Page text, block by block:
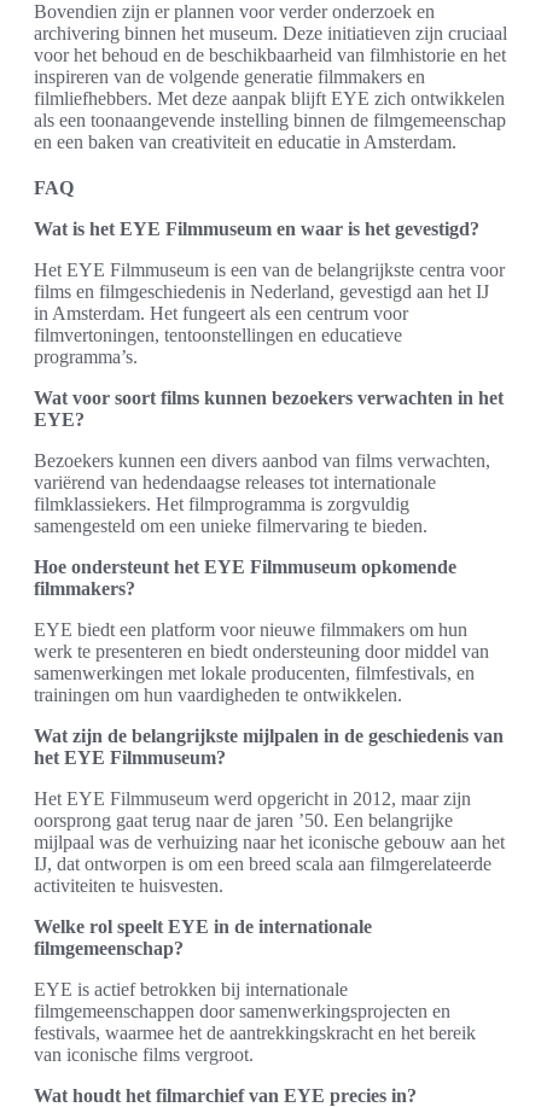
Bovendien zijn er plannen voor verder onderzoek en
archivering binnen het museum. Deze initiatieven zijn cruciaal
voor het behoud en de beschikbaarheid van filmhistorie en het
inspireren van de volgende generatie filmmakers en
filmliefhebbers. Met deze aanpak blijft EYE zich ontwikkelen
als een toonaangevende instelling binnen de filmgemeenschap
en een baken van creativiteit en educatie in Amsterdam.
FAQ
Wat is het EYE Filmmuseum en waar is het gevestigd?
Het EYE Filmmuseum is een van de belangrijkste centra voor
films en filmgeschiedenis in Nederland, gevestigd aan het IJ
in Amsterdam. Het fungeert als een centrum voor
filmvertoningen, tentoonstellingen en educatieve
programma’s.
Wat voor soort films kunnen bezoekers verwachten in het
EYE?
Bezoekers kunnen een divers aanbod van films verwachten,
variërend van hedendaagse releases tot internationale
filmklassiekers. Het filmprogramma is zorgvuldig
samengesteld om een unieke filmervaring te bieden.
Hoe ondersteunt het EYE Filmmuseum opkomende
filmmakers?
EYE biedt een platform voor nieuwe filmmakers om hun
werk te presenteren en biedt ondersteuning door middel van
samenwerkingen met lokale producenten, filmfestivals, en
trainingen om hun vaardigheden te ontwikkelen.
Wat zijn de belangrijkste mijlpalen in de geschiedenis van
het EYE Filmmuseum?
Het EYE Filmmuseum werd opgericht in 2012, maar zijn
oorsprong gaat terug naar de jaren ’50. Een belangrijke
mijlpaal was de verhuizing naar het iconische gebouw aan het
IJ, dat ontworpen is om een breed scala aan filmgerelateerde
activiteiten te huisvesten.
Welke rol speelt EYE in de internationale
filmgemeenschap?
EYE is actief betrokken bij internationale
filmgemeenschappen door samenwerkingsprojecten en
festivals, waarmee het de aantrekkingskracht en het bereik
van iconische films vergroot.
Wat houdt het filmarchief van EYE precies in?